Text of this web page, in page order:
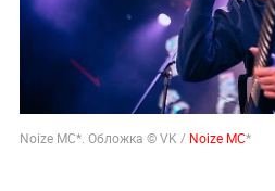
Noize MC*. Обложка © VK / Noize MC*